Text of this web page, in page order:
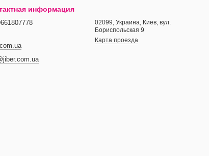
информация
02099, Украина, Киев, вул.
Бориспольская 9
Карта проезда